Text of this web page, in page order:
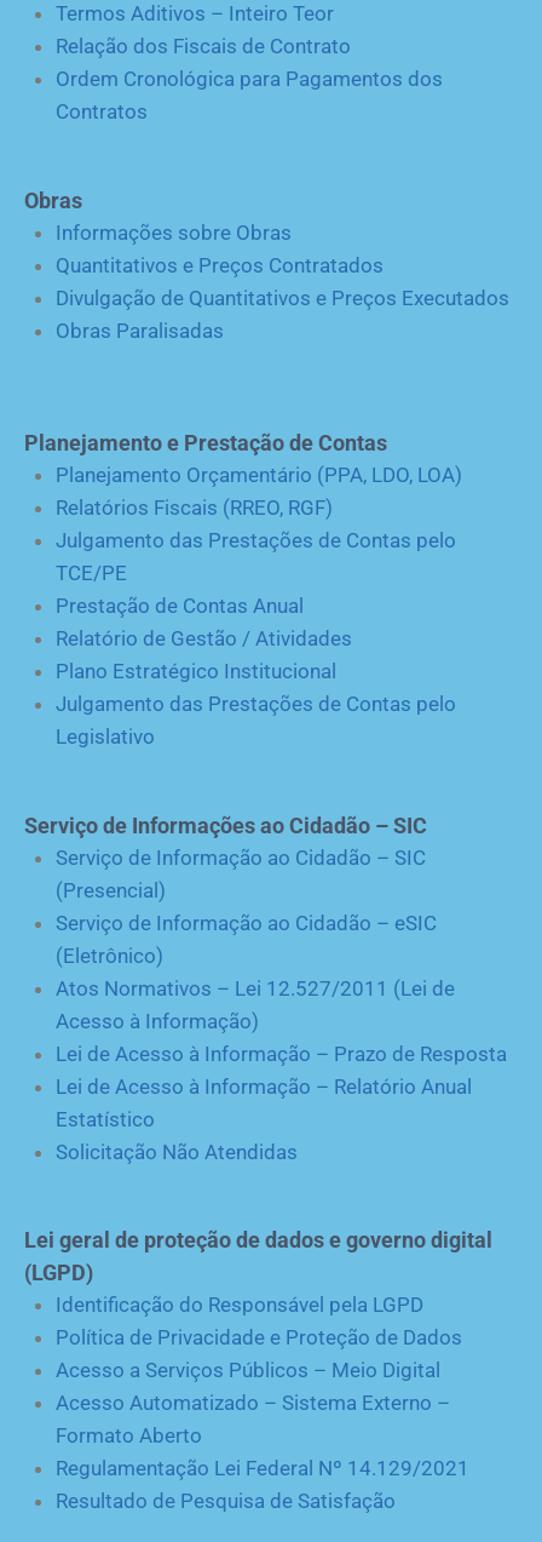
Termos Aditivos – Inteiro Teor
Relação dos Fiscais de Contrato
Ordem Cronológica para Pagamentos dos
Contratos
Obras
Informações sobre Obras
Quantitativos e Preços Contratados
Divulgação de Quantitativos e Preços Executados
Obras Paralisadas
Planejamento e Prestação de Contas
Planejamento Orçamentário (PPA, LDO, LOA)
Relatórios Fiscais (RREO, RGF)
Julgamento das Prestações de Contas pelo
TCE/PE
Prestação de Contas Anual
Relatório de Gestão / Atividades
Plano Estratégico Institucional
Julgamento das Prestações de Contas pelo
Legislativo
Serviço de Informações ao Cidadão – SIC
Serviço de Informação ao Cidadão – SIC
(Presencial)
Serviço de Informação ao Cidadão – eSIC
(Eletrônico)
Atos Normativos – Lei 12.527/2011 (Lei de
Acesso à Informação)
Lei de Acesso à Informação – Prazo de Resposta
Lei de Acesso à Informação – Relatório Anual
Estatístico
Solicitação Não Atendidas
Lei geral de proteção de dados e governo digital
(LGPD)
Identificação do Responsável pela LGPD
Política de Privacidade e Proteção de Dados
Acesso a Serviços Públicos – Meio Digital
Acesso Automatizado – Sistema Externo –
Formato Aberto
Regulamentação Lei Federal Nº 14.129/2021
Resultado de Pesquisa de Satisfação